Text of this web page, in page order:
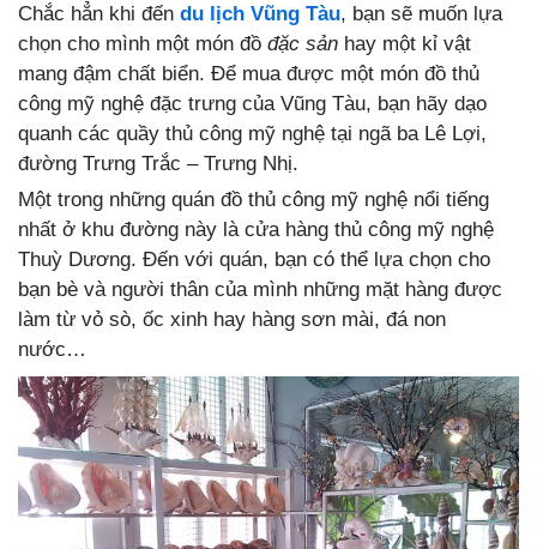
Chắc hẳn khi đến du lịch Vũng Tàu, bạn sẽ muốn lựa
chọn cho mình một món đồ đặc sản hay một kỉ vật
mang đậm chất biển. Để mua được một món đồ thủ
công mỹ nghệ đặc trưng của Vũng Tàu, bạn hãy dạo
quanh các quầy thủ công mỹ nghệ tại ngã ba Lê Lợi,
đường Trưng Trắc – Trưng Nhị.
Một trong những quán đồ thủ công mỹ nghệ nổi tiếng
nhất ở khu đường này là cửa hàng thủ công mỹ nghệ
Thuỳ Dương. Đến với quán, bạn có thể lựa chọn cho
bạn bè và người thân của mình những mặt hàng được
làm từ vỏ sò, ốc xinh hay hàng sơn mài, đá non
nước…